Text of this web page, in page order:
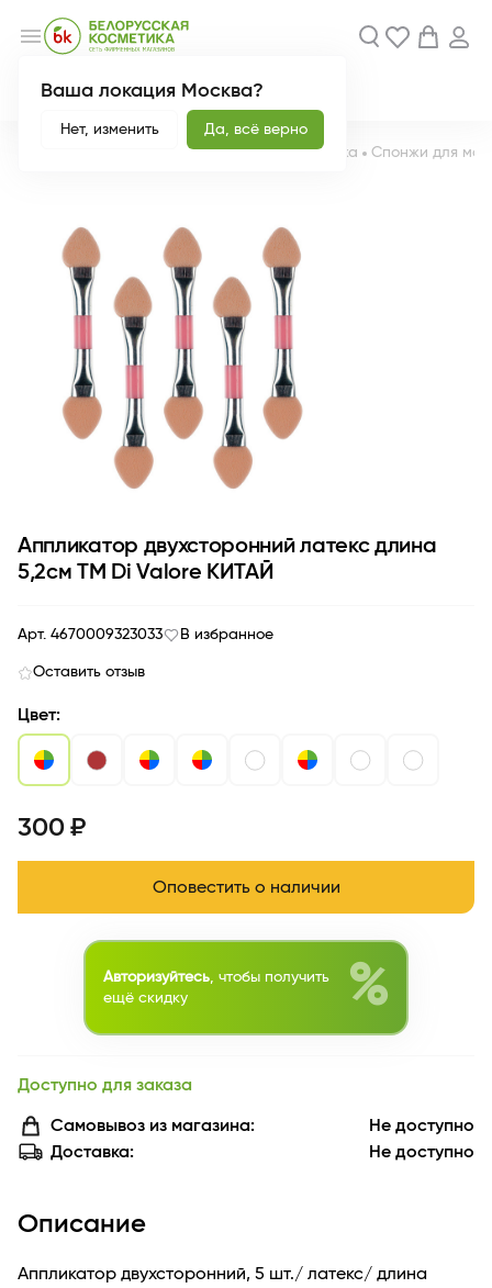
Ваша локация Москва?
Нет, изменить Да, всё верно
menu
Новинки Акции
Аксессуары Для макияжа Спонжи для
Аппликатор двухсторонний латекс длина
5,2см TM Di Valore КИТАЙ
Арт. 4670009323033 В избранное
Оставить отзыв
Цвет:
300 ₽
Оповестить о наличии
Авторизуйтесь , чтобы получить
ещё скидку
%
Доступно для заказа
Самовывоз из магазина:
Не доступно
Доставка:
Не доступно
Описание
Аппликатор двухсторонний, 5 шт./ латекс/ длина